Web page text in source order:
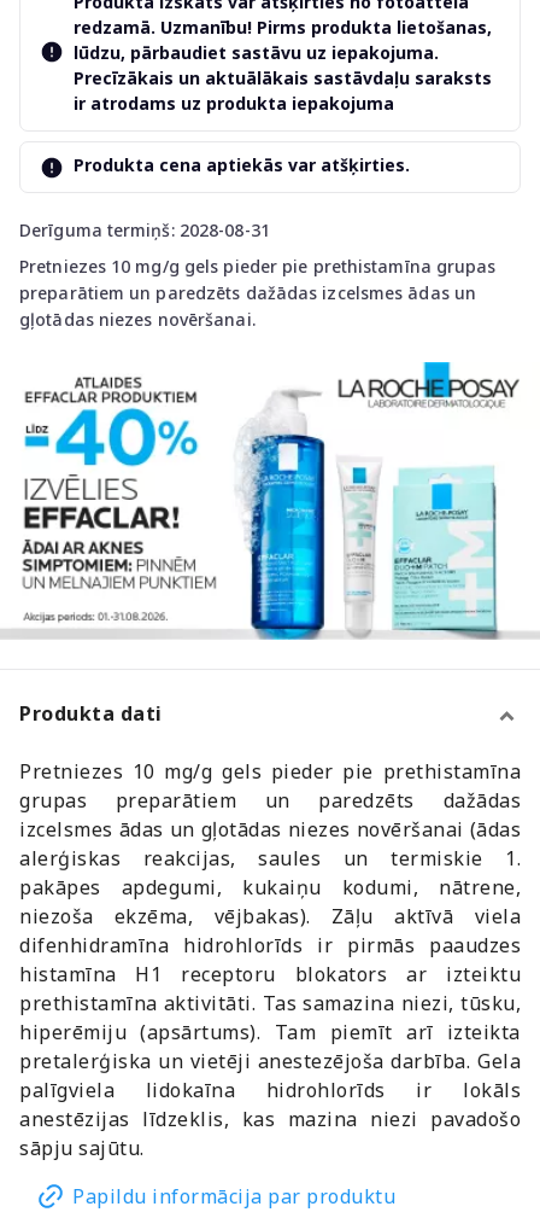
Derīguma termiņš: 2028-08-31
Pretniezes 10 mg/g gels pieder pie prethistamīna grupas
preparātiem un paredzēts dažādas izcelsmes ādas un
gļotādas niezes novēršanai.
redzamā. Uzmanību! Pirms produkta lietošanas,
lūdzu, pārbaudiet sastāvu uz iepakojuma.
Precīzākais un aktuālākais sastāvdaļu saraksts
ir atrodams uz produkta iepakojuma
Produkta cena aptiekās var atšķirties.
Produkta dati
Pretniezes 10 mg/g gels pieder pie prethistamīna
grupas preparātiem un paredzēts dažādas
izcelsmes ādas un gļotādas niezes novēršanai (ādas
alerģiskas reakcijas, saules un termiskie 1.
pakāpes apdegumi, kukaiņu kodumi, nātrene,
niezoša ekzēma, vējbakas). Zāļu aktīvā viela
difenhidramīna hidrohlorīds ir pirmās paaudzes
histamīna H1 receptoru blokators ar izteiktu
prethistamīna aktivitāti. Tas samazina niezi, tūsku,
hiperēmiju (apsārtums). Tam piemīt arī izteikta
pretalerģiska un vietēji anestezējoša darbība. Gela
palīgviela lidokaīna hidrohlorīds ir lokāls
anestēzijas līdzeklis, kas mazina niezi pavadošo
sāpju sajūtu.
Papildu informācija par produktu